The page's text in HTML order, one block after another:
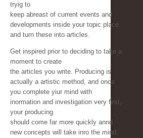
tryig to
keep abreast of current events and
developments inside your topic place
and turn these into articles.
Get inspired prior to deciding to take a
moment to create
the articles you write. Producing is
actually a artistic method, and once
you complete yiur mind with
inormation and investigation very first,
your producing
should come far more quickly annd
new concepts will take inro the mind.